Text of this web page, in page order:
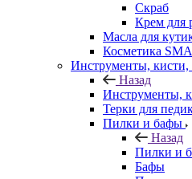
Скраб
Крем для
Масла для
Косметика
Инструменты, кисти,
Назад
Инструменты,
Терки для
Пилки и бафы
Назад
Пилки и
Бафы